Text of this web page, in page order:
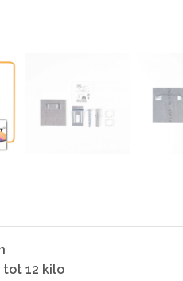
tot 12 kilo